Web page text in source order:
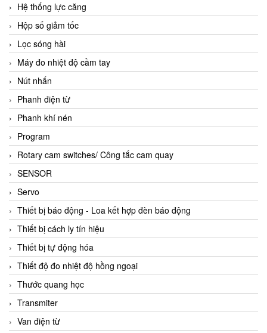
Hệ thống lực căng
Hộp số giảm tốc
Lọc sóng hài
Máy đo nhiệt độ cầm tay
Nút nhấn
Phanh điện từ
Phanh khí nén
Program
Rotary cam switches/ Công tắc cam quay
SENSOR
Servo
Thiết bị báo động - Loa kết hợp đèn báo động
Thiết bị cách ly tín hiệu
Thiết bị tự động hóa
Thiết độ đo nhiệt độ hồng ngoại
Thước quang học
Transmiter
Van điện từ